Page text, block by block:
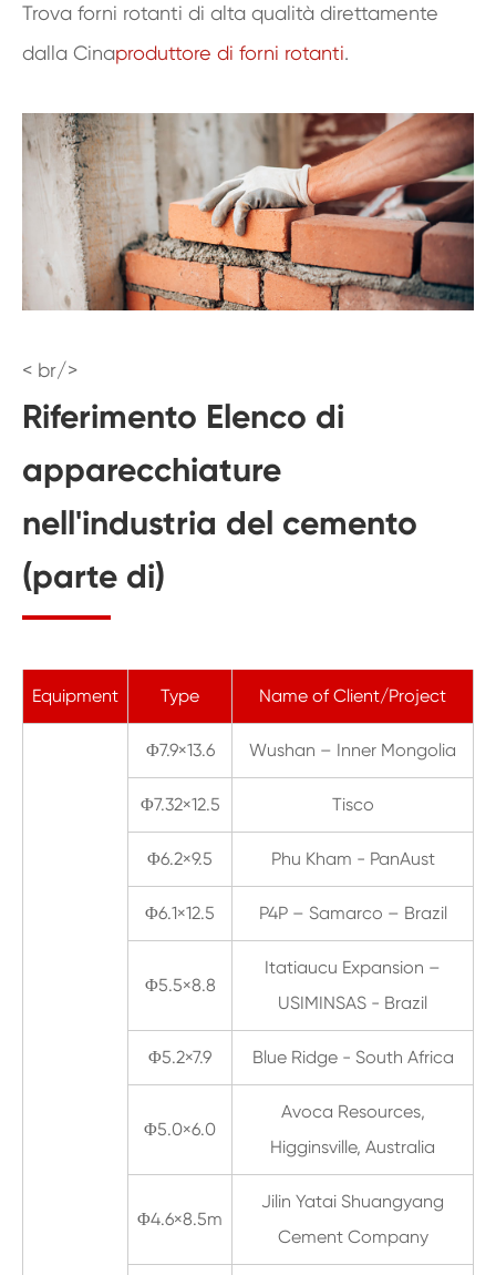
Trova forni rotanti di alta qualità direttamente
dalla Cinaproduttore di forni rotanti.
< br/>
Riferimento Elenco di
apparecchiature
nell'industria del cemento
(parte di)
Equipment Type Name of Client/Project
Φ7.9×13.6 Wushan – Inner Mongolia
Φ7.32×12.5 Tisco
Φ6.2×9.5 Phu Kham - PanAust
Φ6.1×12.5 P4P – Samarco – Brazil
Φ5.5×8.8
Itatiaucu Expansion –
USIMINSAS - Brazil
Φ5.2×7.9 Blue Ridge - South Africa
Φ5.0×6.0
Avoca Resources,
Higginsville, Australia
Φ4.6×8.5m
Jilin Yatai Shuangyang
Cement Company